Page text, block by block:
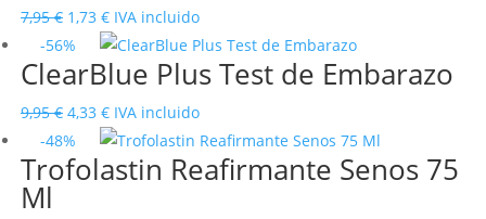
17,50 €.
7,95€ El
precio
original
7,95 €.
1,73 €El
precio
actual
1,73 €.
IVA incluido
-56%
ClearBlue Plus Test de Embarazo
9,95€ El
precio
original
4,33 €El
precio
actual
IVA incluido
-48%
Trofolastin Reafirmante Senos 75
Ml